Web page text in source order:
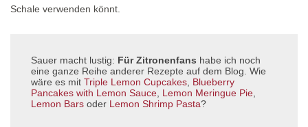
Schale verwenden könnt.
Sauer macht lustig: Für Zitronenfans habe ich noch
eine ganze Reihe anderer Rezepte auf dem Blog. Wie
wäre es mit Triple Lemon Cupcakes Blueberry
Pancakes with Lemon Sauce Lemon Meringue Pie
Lemon Bars oder Lemon Shrimp Pasta?